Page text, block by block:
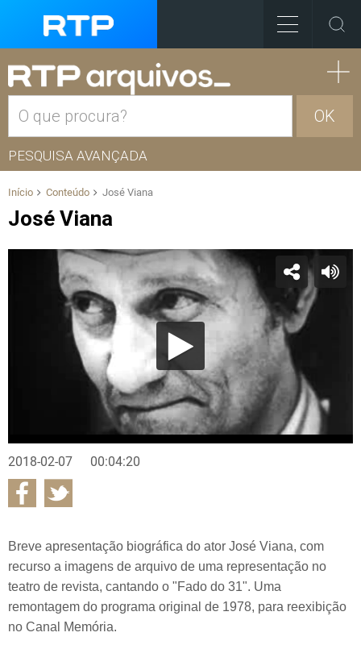
OK
PESQUISA AVANÇADA
Início Conteúdo José Viana
José Viana
2018-02-07 00:04:20
Breve apresentação biográfica do ator José Viana, com
recurso a imagens de arquivo de uma representação no
teatro de revista, cantando o "Fado do 31". Uma
remontagem do programa original de 1978, para reexibição
no Canal Memória.